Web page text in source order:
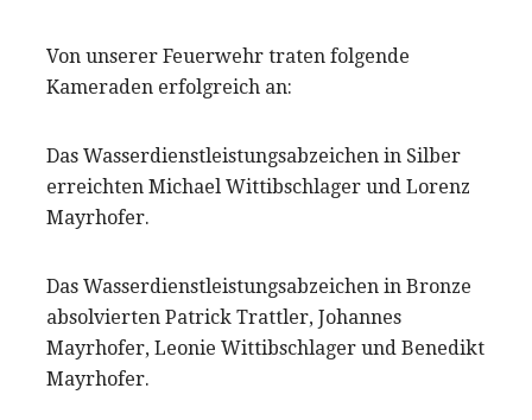
Von unserer Feuerwehr traten folgende
Kameraden erfolgreich an:
Das Wasserdienstleistungsabzeichen in Silber
erreichten Michael Wittibschlager und Lorenz
Mayrhofer.
Das Wasserdienstleistungsabzeichen in Bronze
absolvierten Patrick Trattler, Johannes
Mayrhofer, Leonie Wittibschlager und Benedikt
Mayrhofer.